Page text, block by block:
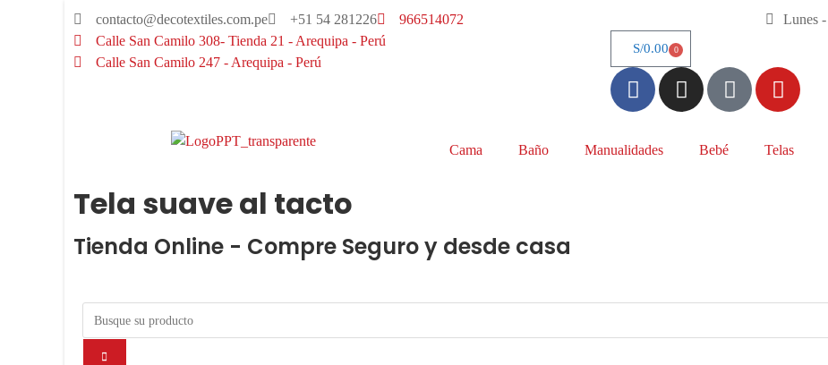
contacto@decotextiles.com.pe +51 54 281226
966514072
Calle San Camilo 308- Tienda 21 - Arequipa - Perú
Calle San Camilo 247 - Arequipa - Perú​
Lunes
S/0.00 0
Cama Baño Manualidades Bebé Telas
Tela suave al tacto
Tienda Online - Compre Seguro y desde casa